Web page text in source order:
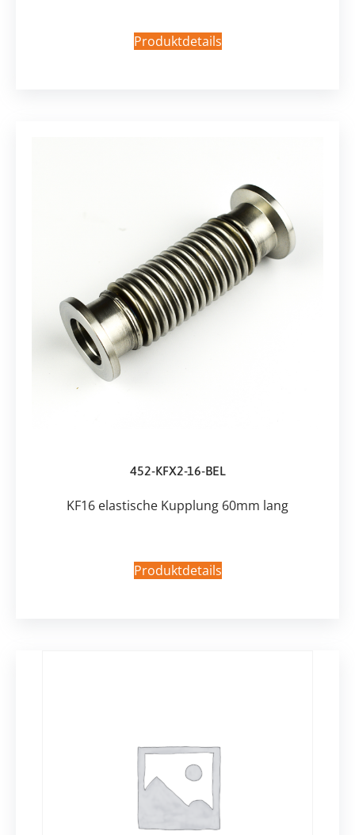
Produktdetails
452-KFX2-16-BEL
KF16 elastische Kupplung 60mm lang
Produktdetails